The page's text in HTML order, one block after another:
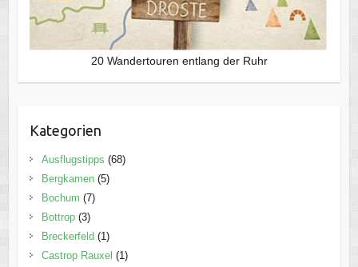
20 Wandertouren entlang der Ruhr
Kategorien
Ausflugstipps (68)
Bergkamen(5)
Bochum (7)
Bottrop(3)
Breckerfeld(1)
Castrop Rauxel (1)